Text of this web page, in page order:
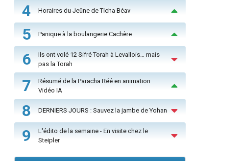
4 Horaires du Jeûne de Ticha Béav
5 Panique à la boulangerie Cachère
6
Ils ont volé 12 Sifré Torah à Levallois… mais
pas la Torah
7
Résumé de la Paracha Réé en animation
Vidéo IA
8 DERNIERS JOURS : Sauvez la jambe de Yohan
9
L'édito de la semaine - En visite chez le
Steipler